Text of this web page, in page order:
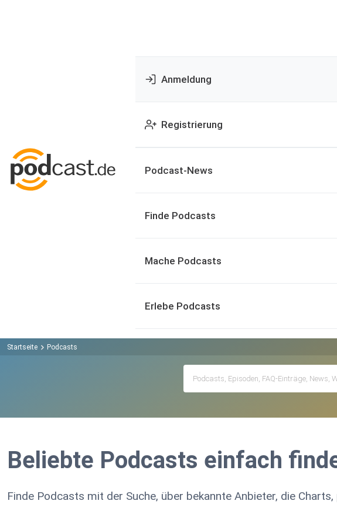
Anmeldung
Registrierung
Podcast-News
Finde Podcasts
Mache Podcasts
Erlebe Podcasts
Startseite Podcasts
Beliebte Podcasts einfach
Finde Podcasts mit der Suche, über bekannte Anbieter, die